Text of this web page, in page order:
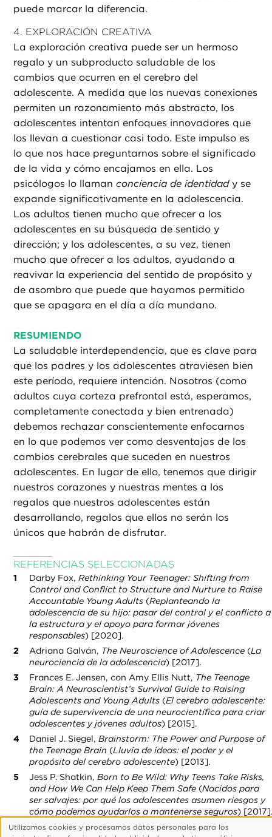
puede marcar la diferencia.
4. EXPLORACIÓN CREATIVA
La exploración creativa puede ser un hermoso
regalo y un subproducto saludable de los
cambios que ocurren en el cerebro del
adolescente. A medida que las nuevas conexiones
permiten un razonamiento más abstracto, los
adolescentes intentan enfoques innovadores que
los llevan a cuestionar casi todo. Este impulso es
lo que nos hace preguntarnos sobre el significado
de la vida y cómo encajamos en ella. Los
psicólogos lo llamanconciencia de identidady se
expande significativamente en la adolescencia.
Los adultos tienen mucho que ofrecer a los
adolescentes en su búsqueda de sentido y
dirección; y los adolescentes, a su vez, tienen
mucho que ofrecer a los adultos, ayudando a
reavivar la experiencia del sentido de propósito y
de asombro que puede que hayamos permitido
que se apagara en el día a día mundano.
RESUMIENDO
La saludable interdependencia, que es clave para
que los padres y los adolescentes atraviesen bien
este período, requiere intención. Nosotros (como
adultos cuya corteza prefrontal está, esperamos,
completamente conectada y bien entrenada)
debemos rechazar conscientemente enfocarnos
en lo que podemos ver como desventajas de los
cambios cerebrales que suceden en nuestros
adolescentes. En lugar de ello, tenemos que dirigir
nuestros corazones y nuestras mentes a los
regalos que nuestros adolescentes están
desarrollando, regalos que ellos no serán los
únicos que habrán de disfrutar.
REFERENCIAS SELECCIONADAS
Darby Fox, Rethinking Your Teenager: Shifting from
Control and Conflict to Structure and Nurture to Raise
Accountable Young Adults(Replanteando la
adolescencia de su hijo: pasar del control y el conflicto a
la estructura y el apoyo para formar jóvenes
responsables) [2020].
Adriana Galván, The Neuroscience of Adolescence(La
neurociencia de la adolescencia) [2017].
Frances E. Jensen, con Amy Ellis Nutt, The Teenage
Brain: A Neuroscientist’s Survival Guide to Raising
Adolescents and Young Adults(El cerebro adolescente:
guía de supervivencia de una neurocientífica para criar
adolescentes y jóvenes adultos) [2015].
Daniel J. Siegel, Brainstorm: The Power and Purpose of
the Teenage Brain (Lluvia de ideas: el poder y el
propósito del cerebro adolescente) [2013].
Jess P. Shatkin, Born to Be Wild: Why Teens Take Risks,
and How We Can Help Keep Them Safe(Nacidos para
ser salvajes: por qué los adolescentes asumen riesgos y
cómo podemos ayudarlos a mantenerse seguros) [2017].
Uso
Utilizamos cookies y procesamos datos personales para los